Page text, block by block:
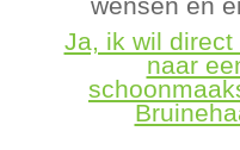
Ja, ik wil direct
naar